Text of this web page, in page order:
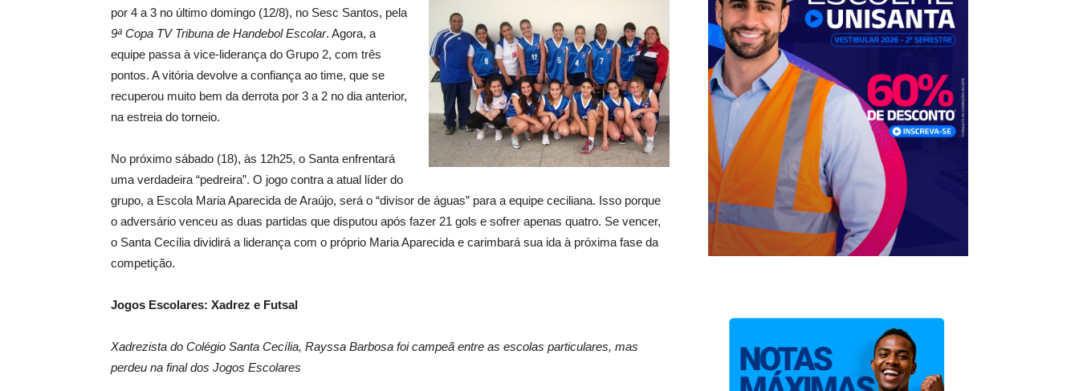
por 4 a 3 no último domingo (12/8), no Sesc Santos, pela
9ª Copa TV Tribuna de Handebol Escolar. Agora, a
equipe passa à vice-liderança do Grupo 2, com três
pontos. A vitória devolve a confiança ao time, que se
recuperou muito bem da derrota por 3 a 2 no dia anterior,
na estreia do torneio.
No próximo sábado (18), às 12h25, o Santa enfrentará
uma verdadeira “pedreira”. O jogo contra a atual líder do
grupo, a Escola Maria Aparecida de Araújo, será o “divisor de águas” para a equipe ceciliana. Isso porque
o adversário venceu as duas partidas que disputou após fazer 21 gols e sofrer apenas quatro. Se vencer,
o Santa Cecília dividirá a liderança com o próprio Maria Aparecida e carimbará sua ida à próxima fase da
competição.
Jogos Escolares: Xadrez e Futsal
Xadrezista do Colégio Santa Cecília, Rayssa Barbosa foi campeã entre as escolas particulares, mas
perdeu na final dos Jogos Escolares